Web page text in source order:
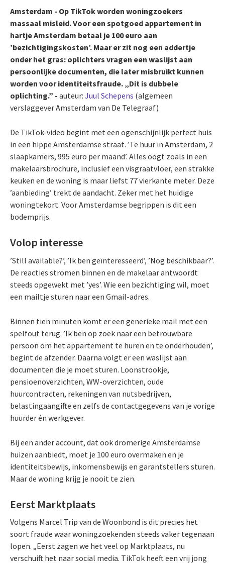
Amsterdam - Op TikTok worden woningzoekers
massaal misleid. Voor een spotgoed appartement in
hartje Amsterdam betaal je 100 euro aan
’bezichtigingskosten’. Maar er zit nog een addertje
onder het gras: oplichters vragen een waslijst aan
persoonlijke documenten, die later misbruikt kunnen
worden voor identiteitsfraude. „Dit is dubbele
oplichting.” - auteur: Juul Schepens (algemeen
verslaggever Amsterdam van De Telegraaf)
De TikTok-video begint met een ogenschijnlijk perfect huis
in een hippe Amsterdamse straat. ’Te huur in Amsterdam, 2
slaapkamers, 995 euro per maand’. Alles oogt zoals in een
makelaarsbrochure, inclusief een visgraatvloer, een strakke
keuken en de woning is maar liefst 77 vierkante meter. Deze
’aanbieding’ trekt de aandacht. Zeker met het huidige
woningtekort. Voor Amsterdamse begrippen is dit een
bodemprijs.
Volop interesse
’Still available?’, ’Ik ben geïnteresseerd’, ’Nog beschikbaar?’.
De reacties stromen binnen en de makelaar antwoordt
steeds opgewekt met ’yes’. Wie een bezichtiging wil, moet
een mailtje sturen naar een Gmail-adres.
Binnen tien minuten komt er een generieke mail met een
spelfout terug. ’Ik ben op zoek naar een betrouwbare
persoon om het appartement te huren en te onderhouden’,
begint de afzender. Daarna volgt er een waslijst aan
documenten die je moet sturen. Loonstrookje,
pensioenoverzichten, WW-overzichten, oude
huurcontracten, rekeningen van nutsbedrijven,
belastingaangifte en zelfs de contactgegevens van je vorige
huurder én werkgever.
Bij een ander account, dat ook dromerige Amsterdamse
huizen aanbiedt, moet je 100 euro overmaken en je
identiteitsbewijs, inkomensbewijs en garantstellers sturen.
Maar de woning krijg je nooit te zien.
Eerst Marktplaats
Volgens Marcel Trip van de Woonbond is dit precies het
soort fraude waar woningzoekenden steeds vaker tegenaan
lopen. „Eerst zagen we het veel op Marktplaats, nu
verschuift het naar social media. TikTok heeft een vrij jong